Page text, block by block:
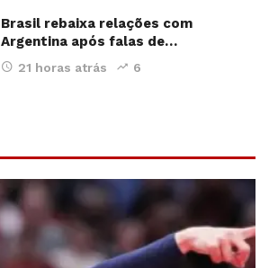
Brasil rebaixa relações com
Argentina após falas de…
21 horas atrás 6